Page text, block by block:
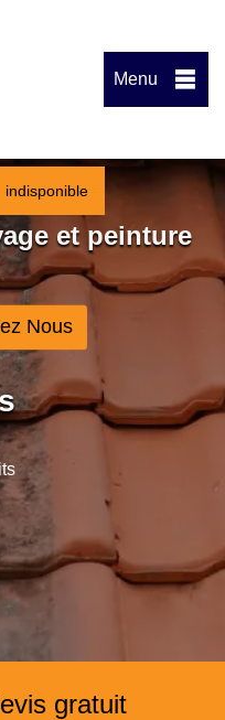
Menu
indisponible
et peinture
Nous
gratuit